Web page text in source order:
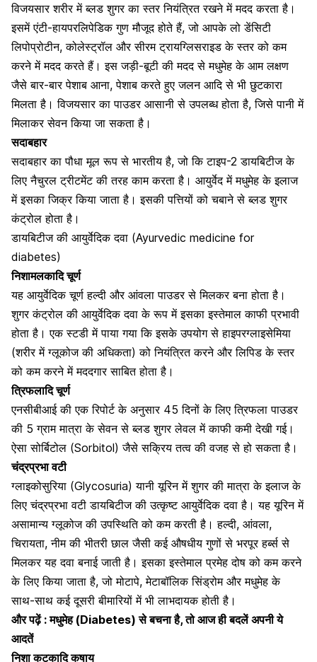
विजयसार शरीर में ब्लड शुगर का स्तर नियंत्रित रखने में मदद करता है।
इसमें एंटी-हायपरलिपेडिक गुण मौजूद होते हैं, जो आपके लो डेंसिटी
लिपोप्रोटीन, कोलेस्ट्रॉल और सीरम ट्रायग्लिसराइड के स्तर को कम
करने में मदद करते हैं। इस जड़ी-बूटी की मदद से मधुमेह के आम लक्षण
जैसे बार-बार पेशाब आना, पेशाब करते हुए जलन आदि से भी छुटकारा
मिलता है। विजयसार का पाउडर आसानी से उपलब्ध होता है, जिसे पानी में
मिलाकर सेवन किया जा सकता है।
सदाबहार
सदाबहार का पौधा मूल रूप से भारतीय है, जो कि टाइप-2 डायबिटीज के
लिए नैचुरल ट्रीटमेंट की तरह काम करता है। आयुर्वेद में मधुमेह के इलाज
में इसका जिक्र किया जाता है। इसकी पत्तियों को चबाने से ब्लड शुगर
कंट्रोल होता है।
डायबिटीज की आयुर्वेदिक दवा (Ayurvedic medicine for
diabetes)
निशामलकादि चूर्ण
यह आयुर्वेदिक चूर्ण हल्दी और आंवला पाउडर से मिलकर बना होता है।
शुगर कंट्रोल की आयुर्वेदिक दवा के रूप में इसका इस्तेमाल काफी प्रभावी
होता है। एक स्टडी में पाया गया कि इसके उपयोग से हाइपरग्लाइसेमिया
(शरीर में ग्लूकोज की अधिकता) को नियंत्रित करने और लिपिड के स्तर
को कम करने में मददगार साबित होता है।
त्रिफलादि चूर्ण
एनसीबीआई की एक रिपोर्ट के अनुसार 45 दिनों के लिए त्रिफला पाउडर
की 5 ग्राम मात्रा के सेवन से ब्लड शुगर लेवल में काफी कमी देखी गई।
ऐसा सोर्बिटोल (Sorbitol) जैसे सक्रिय तत्व की वजह से हो सकता है।
चंद्रप्रभा वटी
ग्लाइकोसुरिया (Glycosuria) यानी यूरिन में शुगर की मात्रा के इलाज के
लिए चंद्रप्रभा वटी डायबिटीज की उत्कृष्ट आयुर्वेदिक दवा है। यह यूरिन में
असामान्य ग्लूकोज की उपस्थिति को कम करती है। हल्दी, आंवला,
चिरायता, नीम की भीतरी छाल जैसी कई औषधीय गुणों से भरपूर हर्ब्स से
मिलकर यह दवा बनाई जाती है। इसका इस्तेमाल प्रमेह दोष को कम करने
के लिए किया जाता है, जो मोटापे, मेटाबॉलिक सिंड्रोम और मधुमेह के
साथ-साथ कई दूसरी बीमारियों में भी लाभदायक होती है।
और पढ़ें :मधुमेह (Diabetes) से बचना है, तो आज ही बदलें अपनी ये
आदतें
निशा कटकादि कषाय